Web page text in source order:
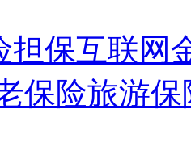
担保互联网
保险旅游保